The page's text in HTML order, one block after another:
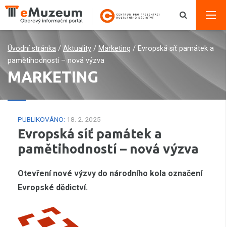
Úvodní stránka / Aktuality / Marketing / Evropská síť památek a
pamětihodností – nová výzva
MARKETING
PUBLIKOVÁNO: 18. 2. 2025
Evropská síť památek a
pamětihodností – nová výzva
Otevření nové výzvy do národního kola označení
Evropské dědictví.